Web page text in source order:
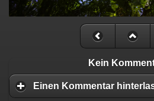
Kein
Einen Kommentar